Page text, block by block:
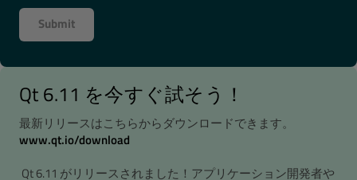
Qt 6.11 を今すぐ試そう！
最新リリースはこちらからダウンロードできます。
www.qt.io/download
Qt 6.11 がリリースされました！アプリケーション開発者や